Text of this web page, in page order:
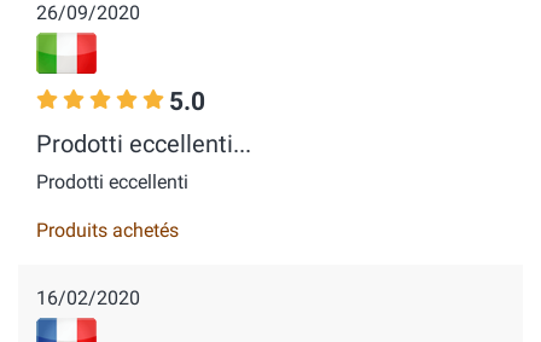
26/09/2020
5.0
Prodotti eccellenti...
Prodotti eccellenti
Produits achetés
16/02/2020